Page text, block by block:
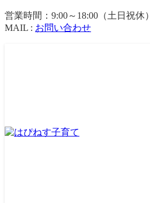
営業時間：9:00～18:00（土日祝休）
MAIL : お問い合わせ